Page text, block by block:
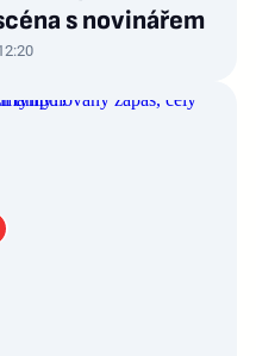
s novinářem